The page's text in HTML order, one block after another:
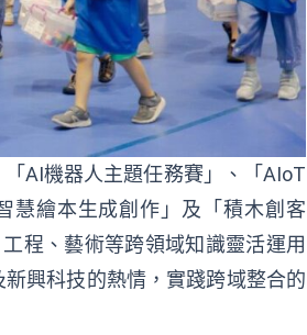
AI機器人主題任務賽」、「AIoT
慧繪本生成創作」及「積木創客
程、藝術等跨領域知識靈活運用
興科技的熱情，實踐跨域整合的